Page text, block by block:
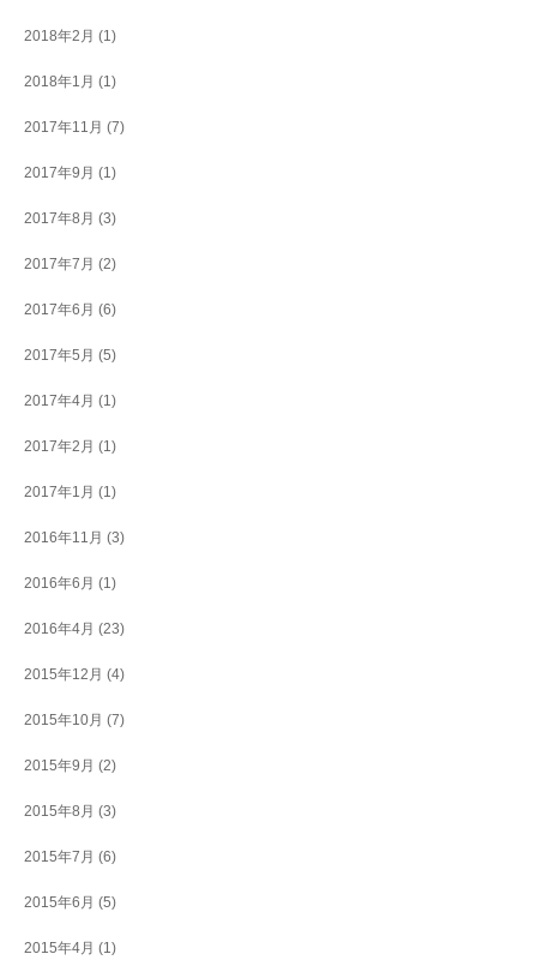
2018年2月 (1)
2018年1月 (1)
2017年11月 (7)
2017年9月 (1)
2017年8月 (3)
2017年7月 (2)
2017年6月 (6)
2017年5月 (5)
2017年4月 (1)
2017年2月 (1)
2017年1月 (1)
2016年11月 (3)
2016年6月 (1)
2016年4月 (23)
2015年12月 (4)
2015年10月 (7)
2015年9月 (2)
2015年8月 (3)
2015年7月 (6)
2015年6月 (5)
2015年4月 (1)